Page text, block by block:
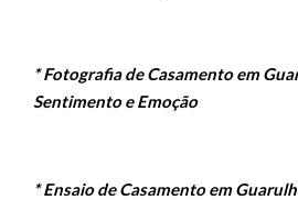
* Fotografia de Casamento em
Sentimento e Emoção
* Ensaio de Casamento em